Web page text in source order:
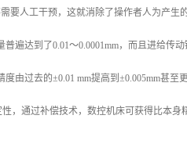
人工干预，这就消除了操作者人为产生
遍达到了0.01～0.0001mm，而且进给传
由过去的±0.01 mm提高到±0.005mm甚至
，通过补偿技术，数控机床可获得比本身